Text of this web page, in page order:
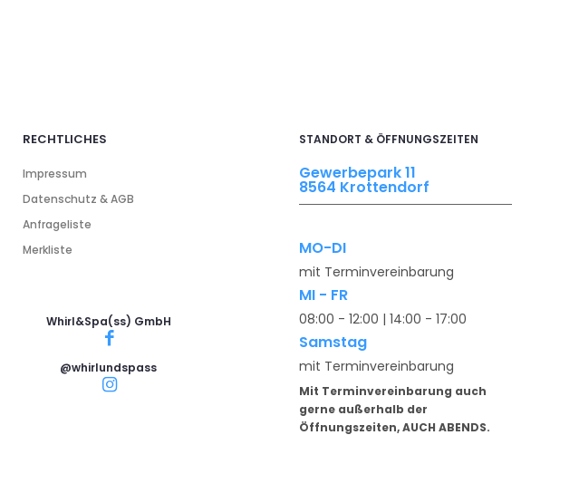
RECHTLICHES
Impressum
Datenschutz & AGB
Anfrageliste
Merkliste
Whirl&Spa(ss) GmbH
@whirlundspass
STANDORT & ÖFFNUNGSZEITEN
Gewerbepark 11
8564 Krottendorf
MO-DI
mit Terminvereinbarung
MI - FR
08:00 - 12:00 | 14:00 - 17:00
Samstag
mit Terminvereinbarung
Mit Terminvereinbarung auch
gerne außerhalb der
Öffnungszeiten, AUCH ABENDS.